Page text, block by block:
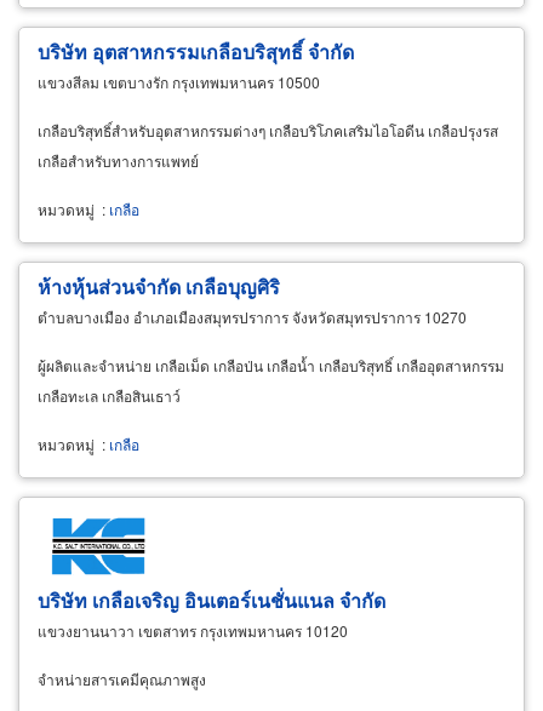
บริษัท อุตสาหกรรมเกลือบริสุทธิ์ จำกัด
แขวงสีลม เขตบางรัก กรุงเทพมหานคร 10500
เกลือบริสุทธิ์สำหรับอุตสาหกรรมต่างๆ เกลือบริโภคเสริมไอโอดีน เกลือปรุงรส
เกลือสำหรับทางการแพทย์
หมวดหมู่ : เกลือ
ห้างหุ้นส่วนจำกัด เกลือบุญศิริ
ตำบลบางเมือง อำเภอเมืองสมุทรปราการ จังหวัดสมุทรปราการ 10270
ผู้ผลิตและจำหน่าย เกลือเม็ด เกลือป่น เกลือน้ำ เกลือบริสุทธิ์ เกลืออุตสาหกรรม
เกลือทะเล เกลือสินเธาว์
หมวดหมู่ : เกลือ
บริษัท เกลือเจริญ อินเตอร์เนชั่นแนล จำกัด
แขวงยานนาวา เขตสาทร กรุงเทพมหานคร 10120
​จำหน่ายสารเคมีคุณภาพสูง